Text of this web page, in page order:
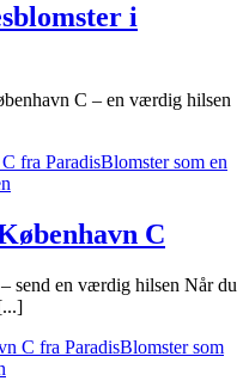
i
C – en værdig hilsen
C
send en værdig hilsen Når du